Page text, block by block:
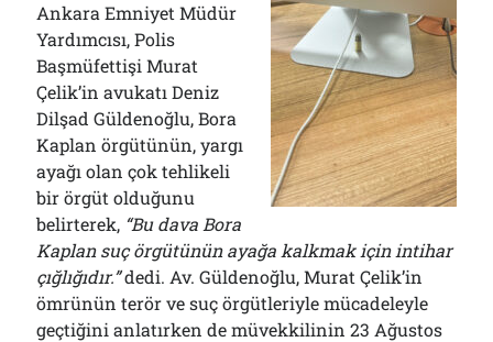
Ankara Emniyet Müdür
Yardımcısı, Polis
Başmüfettişi Murat
Çelik’in avukatı Deniz
Dilşad Güldenoğlu, Bora
Kaplan örgütünün, yargı
ayağı olan çok tehlikeli
bir örgüt olduğunu
belirterek, “Bu dava Bora
Kaplan suç örgütünün ayağa kalkmak için intihar
çığlığıdır.”dedi. Av. Güldenoğlu, Murat Çelik’in
ömrünün terör ve suç örgütleriyle mücadeleyle
geçtiğini anlatırken de müvekkilinin 23 Ağustos